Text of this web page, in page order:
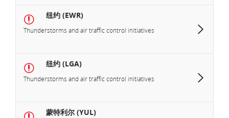
纽约 (EWR)
Thunderstorms and air traffic control initiatives
纽约 (LGA)
Thunderstorms and air traffic control initiatives
蒙特利尔 (YUL)